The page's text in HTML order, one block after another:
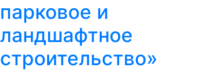
парковое и
ландшафтное
строительство»